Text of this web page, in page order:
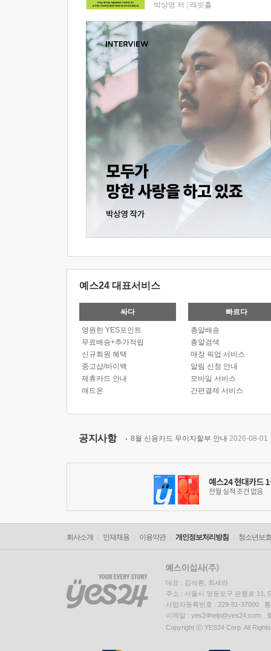
박상영 저 래빗홀
예스24 대표서비스
싸다
영원한 YES포인트
무료배송+추가적립
신규회원 혜택
중고샵/바이백
제휴카드 안내
애드온
빠르다
총알배송
총알검색
매장 픽업 서비스
알림 신청 안내
모바일 서비스
간편결제 서비스
공지사항 8월 신용카드 무이자할부 안내 2026-08-01
회사소개 인재채용 이용약관 개인정보처리방침 청소년보
대표 : 김석환, 최세라
주소 : 서울시 영등포구 은행로 11,
사업자등록번호 : 229-81-37000
이메일 : yes24help@yes24.com
Copyright ⓒ YES24 Corp. All